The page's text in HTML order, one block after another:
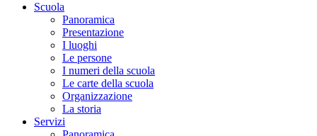
Scuola
Panoramica
Presentazione
I luoghi
Le persone
I numeri della scuola
Le carte della scuola
Organizzazione
La storia
Servizi